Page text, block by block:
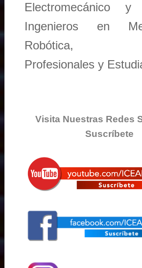
Electromecánico y
Ingenieros en
Robótica,
Profesionales y
Visita Nuestras Redes
Suscríbete